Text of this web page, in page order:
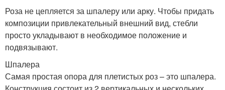
Роза не цепляется за шпалеру или арку. Чтобы придать
композиции привлекательный внешний вид, стебли
просто укладывают в необходимое положение и
подвязывают.
Шпалера
Самая простая опора для плетистых роз – это шпалера.